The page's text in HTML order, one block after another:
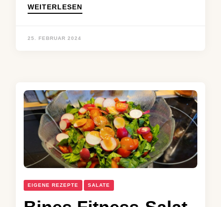
WEITERLESEN
25. FEBRUAR 2024
EIGENE REZEPTE SALATE